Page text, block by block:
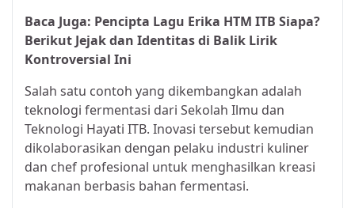
Baca Juga: Pencipta Lagu Erika HTM ITB Siapa?
Berikut Jejak dan Identitas di Balik Lirik
Kontroversial Ini
Salah satu contoh yang dikembangkan adalah
teknologi fermentasi dari Sekolah Ilmu dan
Teknologi Hayati ITB. Inovasi tersebut kemudian
dikolaborasikan dengan pelaku industri kuliner
dan chef profesional untuk menghasilkan kreasi
makanan berbasis bahan fermentasi.